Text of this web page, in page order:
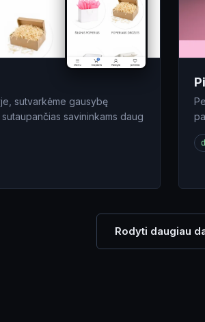
sutvarkėme gausybę
savininkams daug
Rodyti daugiau